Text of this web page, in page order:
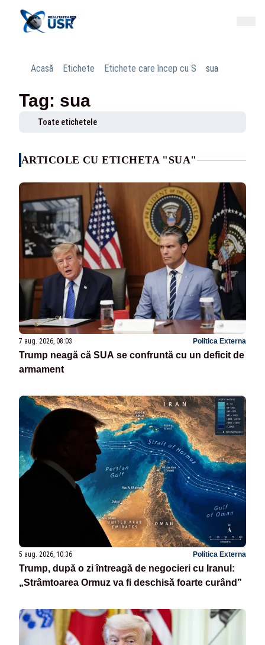
Acasă Etichete Etichete care încep cu S sua
Tag: sua
Toate etichetele
ARTICOLE CU ETICHETA "SUA"
7 aug. 2026, 08:03 Politica Externa
Trump neagă că SUA se confruntă cu un deficit de
armament
5 aug. 2026, 10:36 Politica Externa
Trump, după o zi întreagă de negocieri cu Iranul:
„Strâmtoarea Ormuz va fi deschisă foarte curând”